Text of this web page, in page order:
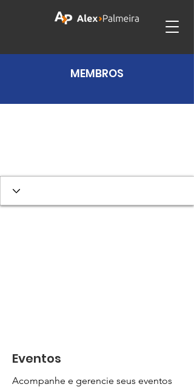
MEMBROS
Eventos
Acompanhe e gerencie seus eventos